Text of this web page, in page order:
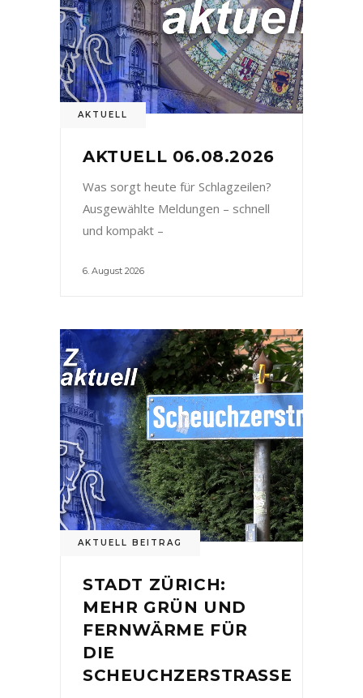
AKTUELL
AKTUELL 06.08.2026
Was sorgt heute für Schlagzeilen?
Ausgewählte Meldungen – schnell
und kompakt –
6. August 2026
AKTUELL BEITRAG
STADT ZÜRICH:
MEHR GRÜN UND
FERNWÄRME FÜR
DIE
SCHEUCHZERSTRASSE